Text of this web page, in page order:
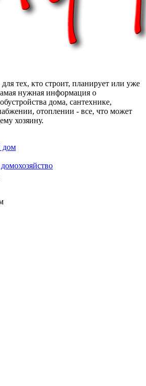
тех, кто строит, планирует или уже
нужная информация о
дома, сантехнике,
отоплении - все, что может
хозяину.
дом